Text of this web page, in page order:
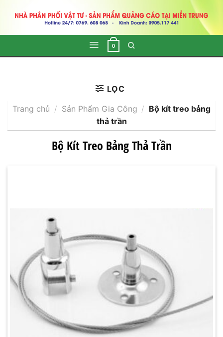
0
Bộ Kít Treo Bảng Thả Trần
Trang chủ / Sản Phẩm Gia Công / Bộ kít treo bảng
thả trần
LỌC